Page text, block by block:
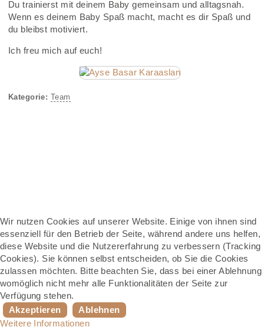
Du trainierst mit deinem Baby gemeinsam und alltagsnah.
Wenn es deinem Baby Spaß macht, macht es dir Spaß und
du bleibst motiviert.
Ich freu mich auf euch!
Kategorie: Team
Wir nutzen Cookies auf unserer Website. Einige von ihnen sind
essenziell für den Betrieb der Seite, während andere uns helfen,
diese Website und die Nutzererfahrung zu verbessern (Tracking
Cookies). Sie können selbst entscheiden, ob Sie die Cookies
zulassen möchten. Bitte beachten Sie, dass bei einer Ablehnung
womöglich nicht mehr alle Funktionalitäten der Seite zur
Verfügung stehen.
Akzeptieren
Ablehnen
Weitere Informationen